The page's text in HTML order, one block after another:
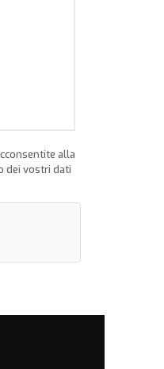
alla
dei vostri dati